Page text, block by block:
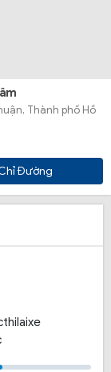
Thành phố Hồ
Đường